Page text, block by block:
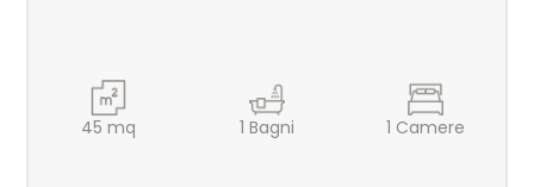
45 mq 1 Bagni 1 Camere